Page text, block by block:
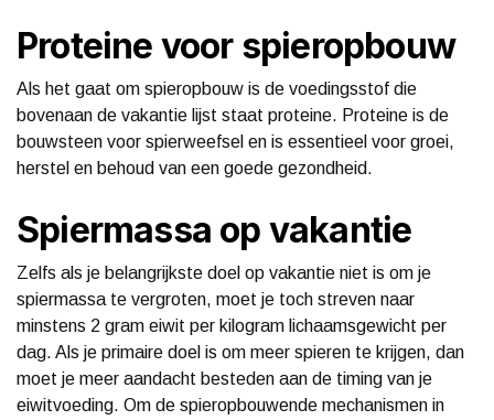
Proteine voor spieropbouw
Als het gaat om spieropbouw is de voedingsstof die
bovenaan de vakantie lijst staat proteine. Proteine is de
bouwsteen voor spierweefsel en is essentieel voor groei,
herstel en behoud van een goede gezondheid.
Spiermassa op vakantie
Zelfs als je belangrijkste doel op vakantie niet is om je
spiermassa te vergroten, moet je toch streven naar
minstens 2 gram eiwit per kilogram lichaamsgewicht per
dag. Als je primaire doel is om meer spieren te krijgen, dan
moet je meer aandacht besteden aan de timing van je
eiwitvoeding. Om de spieropbouwende mechanismen in